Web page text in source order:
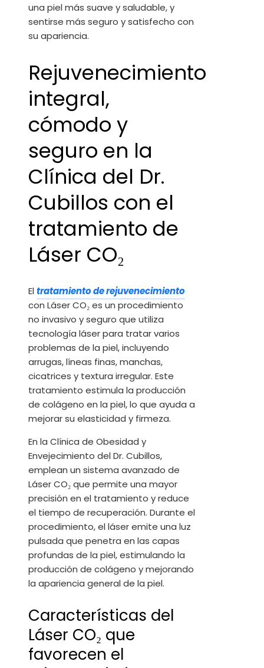
una piel más suave y saludable, y
sentirse más seguro y satisfecho con
su apariencia.
Rejuvenecimiento
integral,
cómodo y
seguro en la
Clínica del Dr.
Cubillos con el
tratamiento de
Láser CO₂
El tratamiento de rejuvenecimiento
con Láser CO₂ es un procedimiento
no invasivo y seguro que utiliza
tecnología láser para tratar varios
problemas de la piel, incluyendo
arrugas, líneas finas, manchas,
cicatrices y textura irregular. Este
tratamiento estimula la producción
de colágeno en la piel, lo que ayuda a
mejorar su elasticidad y firmeza.
En la Clínica de Obesidad y
Envejecimiento del Dr. Cubillos,
emplean un sistema avanzado de
Láser CO₂ que permite una mayor
precisión en el tratamiento y reduce
el tiempo de recuperación. Durante el
procedimiento, el láser emite una luz
pulsada que penetra en las capas
profundas de la piel, estimulando la
producción de colágeno y mejorando
la apariencia general de la piel.
Características del
Láser CO₂ que
favorecen el